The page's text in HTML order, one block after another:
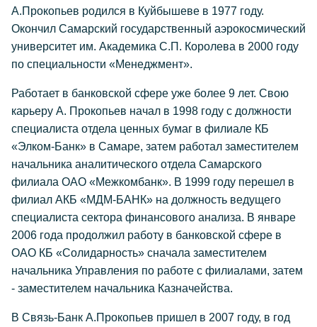
А.Прокопьев родился в Куйбышеве в 1977 году.
Окончил Самарский государственный аэрокосмический
университет им. Академика С.П. Королева в 2000 году
по специальности «Менеджмент».
Работает в банковской сфере уже более 9 лет. Свою
карьеру А. Прокопьев начал в 1998 году с должности
специалиста отдела ценных бумаг в филиале КБ
«Элком-Банк» в Самаре, затем работал заместителем
начальника аналитического отдела Самарского
филиала ОАО «Межкомбанк». В 1999 году перешел в
филиал АКБ «МДМ-БАНК» на должность ведущего
специалиста сектора финансового анализа. В январе
2006 года продолжил работу в банковской сфере в
ОАО КБ «Солидарность» сначала заместителем
начальника Управления по работе с филиалами, затем
- заместителем начальника Казначейства.
В Связь-Банк А.Прокопьев пришел в 2007 году, в год